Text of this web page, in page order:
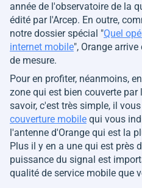
année de l'observatoire de la
édité par l'Arcep. En outre,
notre dossier spécial "Quel
internet mobile", Orange
de mesure.
Pour en profiter, néanmoins,
zone qui est bien couverte par
savoir, c'est très simple, il
couverture mobile qui vous
l'antenne d'Orange qui est la
Plus il y en a une qui est près
puissance du signal est
qualité de service mobile que